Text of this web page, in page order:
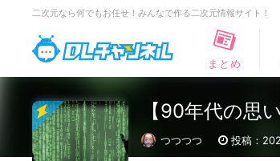
二次元なら何でもお任せ！みんなで作る二次元情報サイト！
DLチャンネル
まとめ
【90年代の思
つつつつ 投稿：